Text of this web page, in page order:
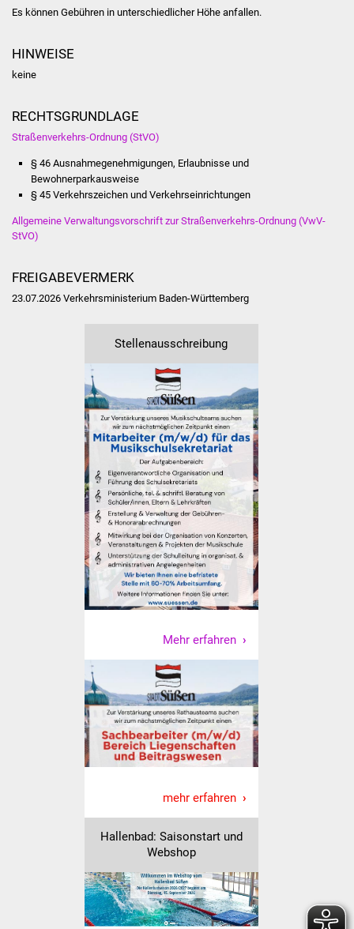
Kinder- und
NETZMonitor
Gesundheit und Notfall
Ärzte und Apotheken
Pflege von Angehörigen
Hitzewarnung / UV-
Index
ÖPNV
Bürgerbus (MOBS)
Kultur & Freizeit
Veranstaltungen
Stadtfest
Hallenbad
Stadtbücherei
Stadtarchiv
Es können Gebühren in unterschiedlicher Höhe anfallen.
HINWEISE
keine
RECHTSGRUNDLAGE
Straßenverkehrs-Ordnung (StVO)
§ 46 Ausnahmegenehmigungen, Erlaubnisse und
Bewohnerparkausweise
§ 45 Verkehrszeichen und Verkehrseinrichtungen
Allgemeine Verwaltungsvorschrift zur Straßenverkehrs-Ordnung (VwV-
StVO)
FREIGABEVERMERK
23.07.2026 Verkehrsministerium Baden-Württemberg
Stellenausschreibung
Mehr erfahren
mehr erfahren
Hallenbad: Saisonstart und
Webshop